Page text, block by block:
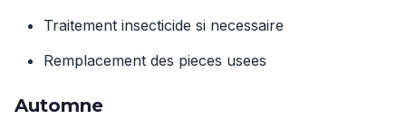
Traitement insecticide si necessaire
Remplacement des pieces usees
Automne